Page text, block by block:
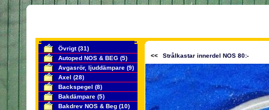
Övrigt(31)
Autoped NOS & BEG(5)
Avgasrör, ljuddämpare(9)
Axel (28)
Backspegel (8)
Bakdämpare(5)
Bakdrev NOS & Beg(10)
<< Strålkastar innerdel NOS 80:-